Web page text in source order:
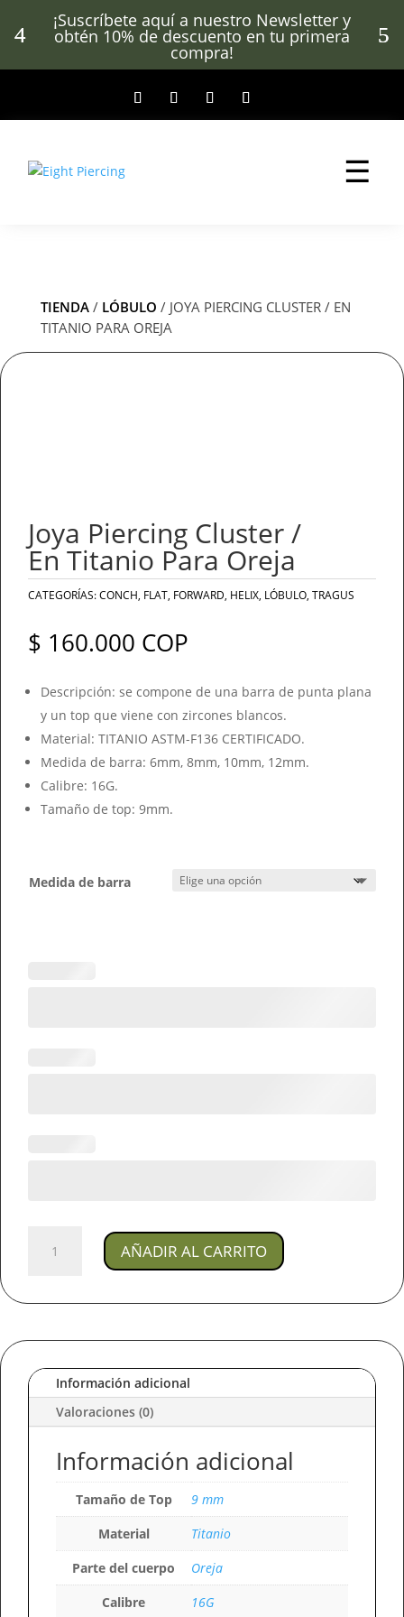
¡Suscríbete aquí a nuestro Newsletter y
obtén 10% de descuento en tu primera
compra!
☰
TIENDA/ LÓBULO / JOYA PIERCING CLUSTER / EN
TITANIO PARA OREJA
Joya Piercing Cluster /
En Titanio Para Oreja
CATEGORÍAS:CONCH, FLAT, FORWARD, HELIX, LÓBULO, TRAGUS
$ 160.000 COP
Descripción: se compone de una barra de punta plana
y un top que viene con zircones blancos.
Material: TITANIO ASTM-F136 CERTIFICADO.
Medida de barra: 6mm, 8mm, 10mm, 12mm.
Calibre: 16G.
Tamaño de top: 9mm.
Medida de barra
Piercing
Titanio
Oreja
cantidad
AÑADIR AL CARRITO
Información adicional
Valoraciones (0)
Información adicional
Tamaño de Top
9 mm
Material
Titanio
Parte del cuerpo
Oreja
Calibre
16G